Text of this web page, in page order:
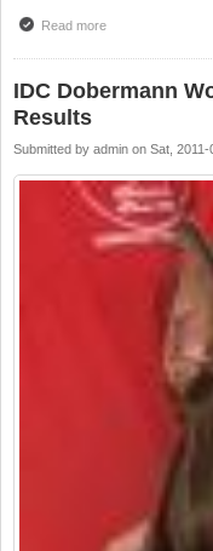
Read moreabout
IDC Dobermann
Results
Submitted by admin on Sat,